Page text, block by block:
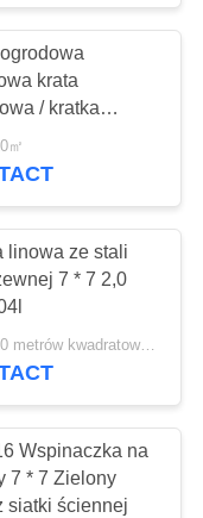
z
33
krata
/ kratka
z frędzli
㎡
linowa ze stali
7 * 7 2,0
Wspinaczka na
7 * 7 Zielony
siatki ściennej